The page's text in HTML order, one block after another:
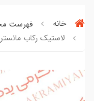
خانه
فهرست
لاستیک رکاب مانستر